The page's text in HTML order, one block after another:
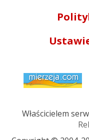
Właścicielem